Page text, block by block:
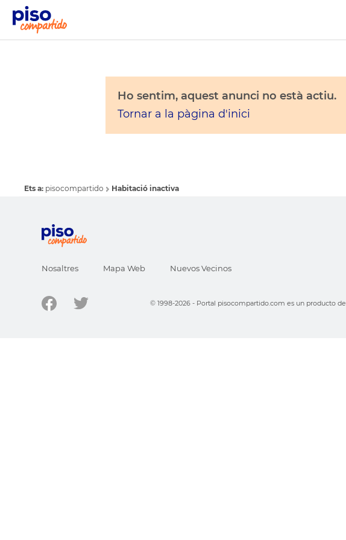
Ho sentim, aquest anunci no està actiu.
Tornar a la pàgina d'inici
Ets a: pisocompartido Habitació inactiva
Nosaltres Mapa Web Nuevos Vecinos
© 1998-2026 - Portal pisocompartido.com es un producto de